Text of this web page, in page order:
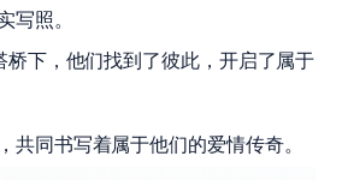
写照。
桥下，他们找到了彼此，开启了属于
共同书写着属于他们的爱情传奇。